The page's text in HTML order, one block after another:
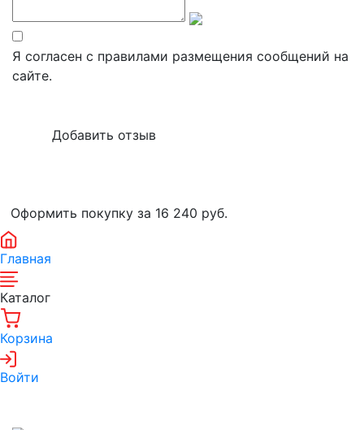
Я согласен с правилами размещения сообщений на
сайте.
Оформить покупку за 16 240 руб.
Главная
Каталог
Корзина
Войти